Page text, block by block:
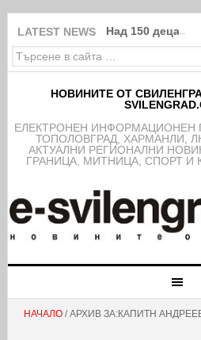
LATEST NEWS Над 150 деца от
НОВИНИТЕ ОТ
EЛЕКТРОНЕН ИНФОРМАЦИОНЕН
ТОПОЛОВГРАД, ХАРМАНЛИ,
АКТУАЛНИ РЕГИОНАЛНИ
ГРАНИЦА, МИТНИЦА, СПОРТ И
НАЧАЛО/ АРХИВ ЗА:КАПИТН